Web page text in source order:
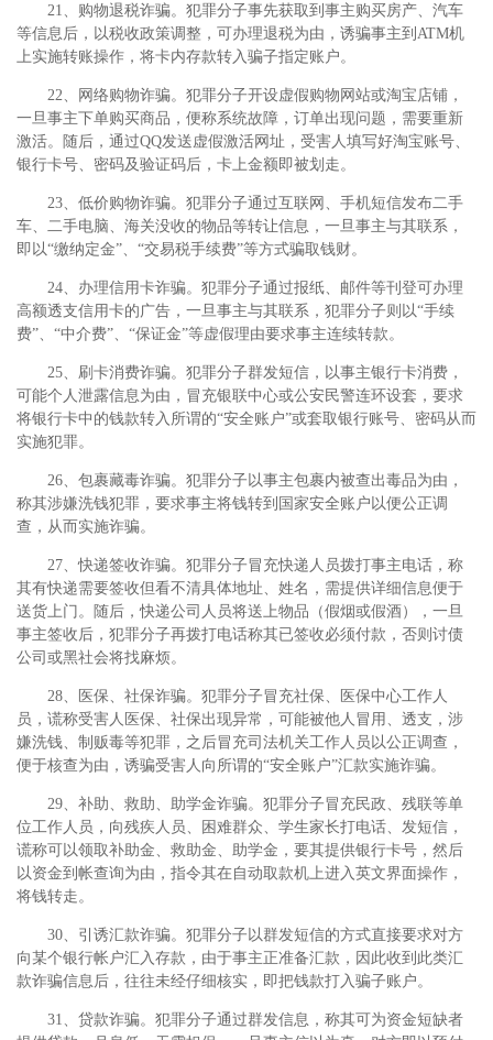
21、购物退税诈骗。犯罪分子事先获取到事主购买房产、汽车
等信息后，以税收政策调整，可办理退税为由，诱骗事主到ATM机
上实施转账操作，将卡内存款转入骗子指定账户。
22、网络购物诈骗。犯罪分子开设虚假购物网站或淘宝店铺，
一旦事主下单购买商品，便称系统故障，订单出现问题，需要重新
激活。随后，通过QQ发送虚假激活网址，受害人填写好淘宝账号、
银行卡号、密码及验证码后，卡上金额即被划走。
23、低价购物诈骗。犯罪分子通过互联网、手机短信发布二手
车、二手电脑、海关没收的物品等转让信息，一旦事主与其联系，
即以“缴纳定金”、“交易税手续费”等方式骗取钱财。
24、办理信用卡诈骗。犯罪分子通过报纸、邮件等刊登可办理
高额透支信用卡的广告，一旦事主与其联系，犯罪分子则以“手续
费”、“中介费”、“保证金”等虚假理由要求事主连续转款。
25、刷卡消费诈骗。犯罪分子群发短信，以事主银行卡消费，
可能个人泄露信息为由，冒充银联中心或公安民警连环设套，要求
将银行卡中的钱款转入所谓的“安全账户”或套取银行账号、密码从而
实施犯罪。
26、包裹藏毒诈骗。犯罪分子以事主包裹内被查出毒品为由，
称其涉嫌洗钱犯罪，要求事主将钱转到国家安全账户以便公正调
查，从而实施诈骗。
27、快递签收诈骗。犯罪分子冒充快递人员拨打事主电话，称
其有快递需要签收但看不清具体地址、姓名，需提供详细信息便于
送货上门。随后，快递公司人员将送上物品（假烟或假酒），一旦
事主签收后，犯罪分子再拨打电话称其已签收必须付款，否则讨债
公司或黑社会将找麻烦。
28、医保、社保诈骗。犯罪分子冒充社保、医保中心工作人
员，谎称受害人医保、社保出现异常，可能被他人冒用、透支，涉
嫌洗钱、制贩毒等犯罪，之后冒充司法机关工作人员以公正调查，
便于核查为由，诱骗受害人向所谓的“安全账户”汇款实施诈骗。
29、补助、救助、助学金诈骗。犯罪分子冒充民政、残联等单
位工作人员，向残疾人员、困难群众、学生家长打电话、发短信，
谎称可以领取补助金、救助金、助学金，要其提供银行卡号，然后
以资金到帐查询为由，指令其在自动取款机上进入英文界面操作，
将钱转走。
30、引诱汇款诈骗。犯罪分子以群发短信的方式直接要求对方
向某个银行帐户汇入存款，由于事主正准备汇款，因此收到此类汇
款诈骗信息后，往往未经仔细核实，即把钱款打入骗子账户。
31、贷款诈骗。犯罪分子通过群发信息，称其可为资金短缺者